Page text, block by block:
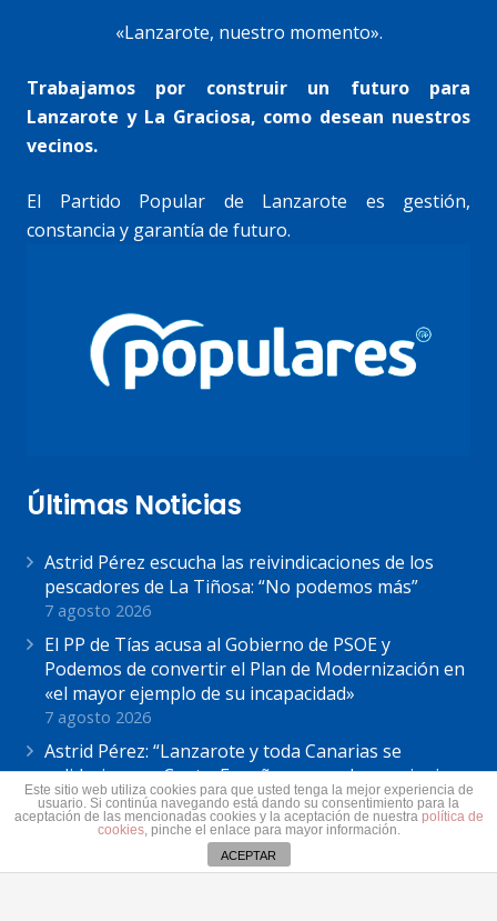
«Lanzarote, nuestro momento».
Trabajamos por construir un futuro para
Lanzarote y La Graciosa, como desean nuestros
vecinos.
El Partido Popular de Lanzarote es gestión,
constancia y garantía de futuro.
Últimas Noticias
Astrid Pérez escucha las reivindicaciones de los
pescadores de La Tiñosa: “No podemos más”
7 agosto 2026
El PP de Tías acusa al Gobierno de PSOE y
Podemos de convertir el Plan de Modernización en
«el mayor ejemplo de su incapacidad»
7 agosto 2026
Astrid Pérez: “Lanzarote y toda Canarias se
solidariza con Ceuta: España no puede seguir sin
una política migratoria de Estado”
31 julio 2026
Este sitio web utiliza cookies para que usted tenga la mejor experiencia de
usuario. Si continúa navegando está dando su consentimiento para la
aceptación de las mencionadas cookies y la aceptación de nuestra política de
cookies, pinche el enlace para mayor información.
ACEPTAR